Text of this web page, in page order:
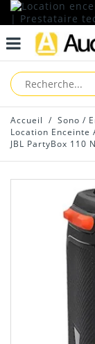
Accueil / Sono /
Location
JBL PartyBox 110